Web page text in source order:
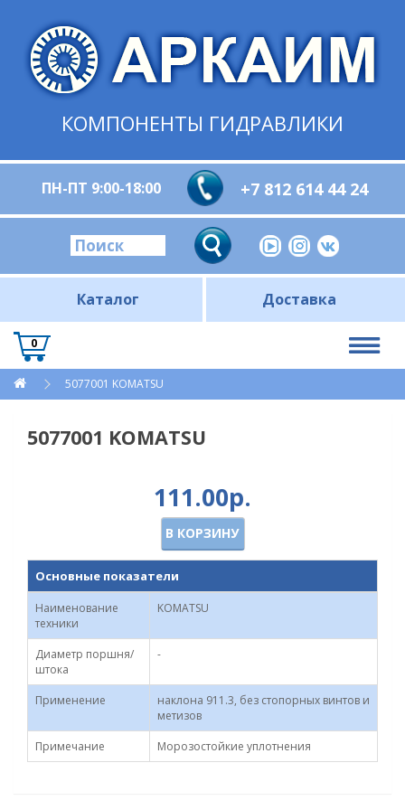
КОМПОНЕНТЫ ГИДРАВЛИКИ
ПН-ПТ 9:00-18:00 +7 812 614 44 24
Каталог Доставка
0
5077001 KOMATSU
5077001 KOMATSU
111.00р.
В КОРЗИНУ
Основные показатели
Наименование
техники
KOMATSU
Диаметр поршня/
штока
-
Применение
наклона 911.3, без стопорных винтов и
метизов
Примечание
Морозостойкие уплотнения